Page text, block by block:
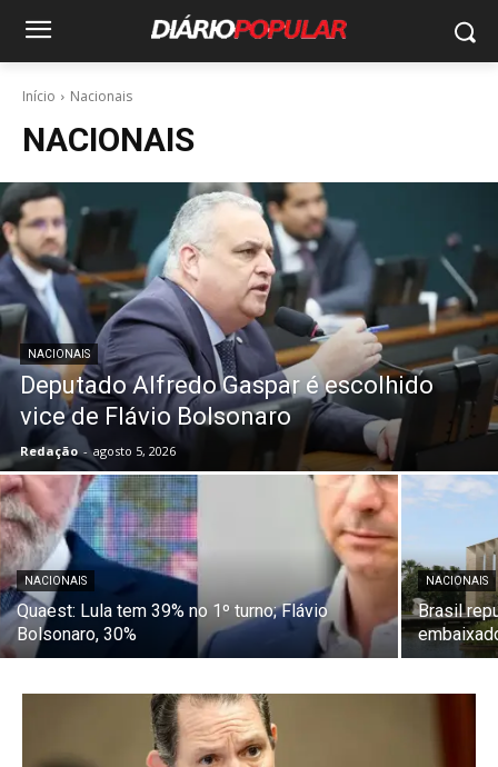
Início Nacionais
NACIONAIS
NACIONAIS
Deputado Alfredo Gaspar é escolhido
vice de Flávio Bolsonaro
Redação - agosto 5, 2026
NACIONAIS
Quaest: Lula tem 39% no 1º turno; Flávio
Bolsonaro, 30%
NACIONAIS
Brasil